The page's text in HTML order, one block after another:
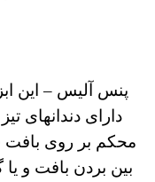
پنس آلیس – این
دارای دندانهای
محکم بر روی بافت
بین بردن بافت و یا